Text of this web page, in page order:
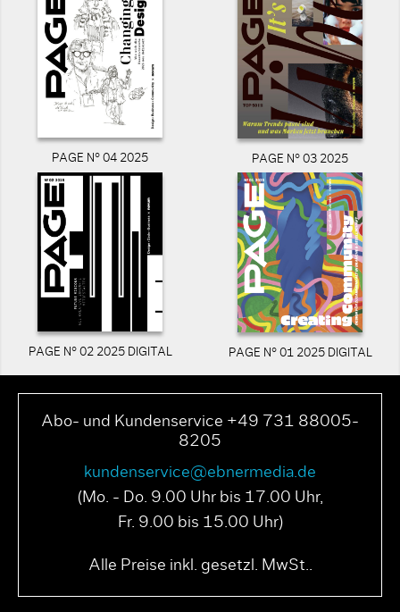
PAGE N° 04 2025 PAGE N° 03 2025
PAGE N° 02 2025 DIGITAL PAGE N° 01 2025 DIGITAL
Abo- und Kundenservice +49 731 88005-
8205
kundenservice@ebnermedia.de
(Mo. - Do. 9.00 Uhr bis 17.00 Uhr,
Fr. 9.00 bis 15.00 Uhr)
Alle Preise inkl. gesetzl. MwSt..